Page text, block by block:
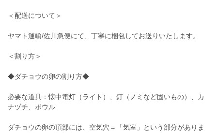
＜配送について＞
ヤマト運輸/佐川急便にて、丁寧に梱包してお送りいたします。
＜割り方＞
◆ダチョウの卵の割り方◆
必要な道具：懐中電灯（ライト）、釘（ノミなど固いもの）、カ
ナヅチ、ボウル
ダチョウの卵の頂部には、空気穴＝「気室」という部分がありま